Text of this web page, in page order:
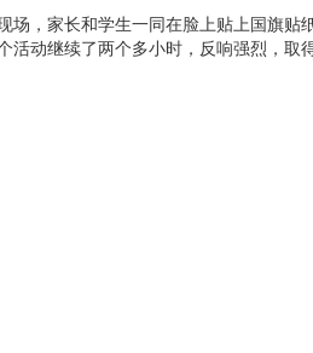
，家长和学生一同在脸上贴上国旗贴
活动继续了两个多小时，反响强烈，取